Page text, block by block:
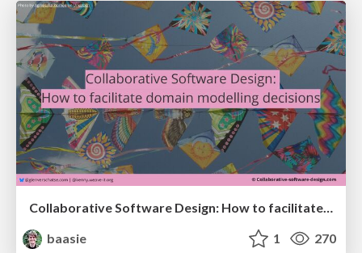
Collaborative Software Design: How to facilitate domain modelling decisions
baasie
1 270